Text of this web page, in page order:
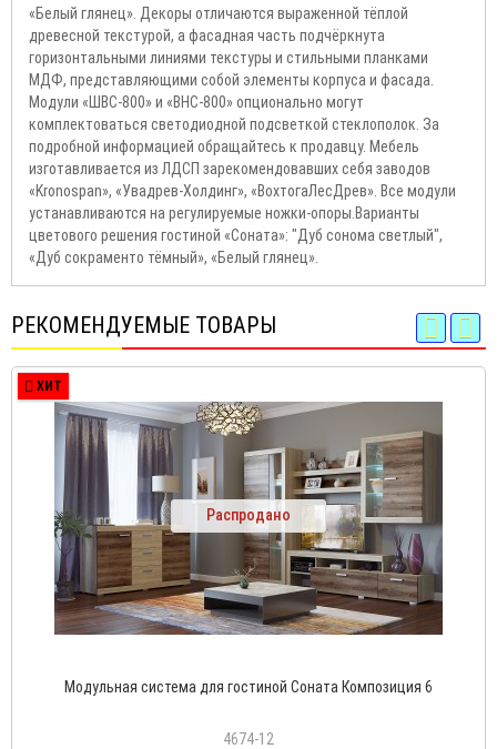
«Белый глянец». Декоры отличаются выраженной тёплой
древесной текстурой, а фасадная часть подчёркнута
горизонтальными линиями текстуры и стильными планками
МДФ, представляющими собой элементы корпуса и фасада.
Модули «ШВС-800» и «ВНС-800» опционально могут
комплектоваться светодиодной подсветкой стеклополок. За
подробной информацией обращайтесь к продавцу. Мебель
изготавливается из ЛДСП зарекомендовавших себя заводов
«Kronospan», «Увадрев-Холдинг», «ВохтогаЛесДрев». Все модули
устанавливаются на регулируемые ножки-опоры.Варианты
цветового решения гостиной «Соната»: "Дуб сонома светлый",
«Дуб сокраменто тёмный», «Белый глянец».
РЕКОМЕНДУЕМЫЕ ТОВАРЫ
ХИТ
Распродано
Модульная система для гостиной Соната Композиция 6
4674-12